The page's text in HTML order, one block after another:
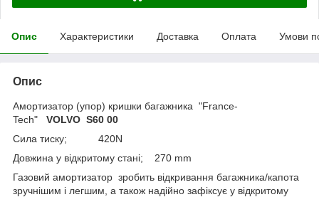
Опис Характеристики Доставка Оплата Умови
Опис
Амортизатор (упор) кришки багажника "France-
Tech" VOLVO S60 00
Сила тиску; 420N
Довжина у відкритому стані; 270 mm
Газовий амортизатор зробить відкривання багажника/капота
зручнішим і легшим, а також надійно зафіксує у відкритому